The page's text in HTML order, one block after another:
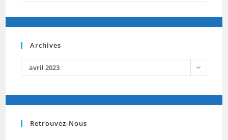
Archives
archives
avril 2023
Retrouvez-Nous